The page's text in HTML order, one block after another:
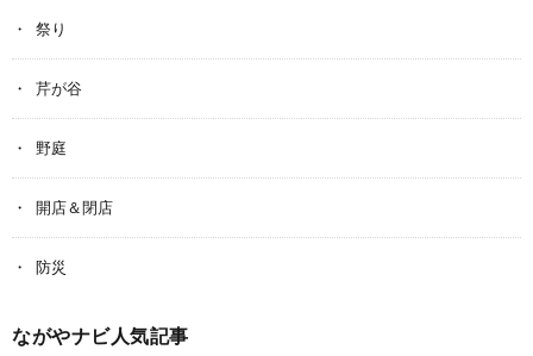
祭り
芹が谷
野庭
開店＆閉店
防災
ながやナビ人気記事